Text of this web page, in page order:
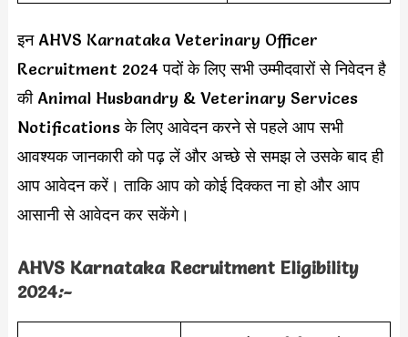
इन AHVS Karnataka Veterinary Officer
Recruitment 2024 पदों के लिए सभी उम्मीदवारों से निवेदन है
की Animal Husbandry & Veterinary Services
Notifications के लिए आवेदन करने से पहले आप सभी
आवश्यक जानकारी को पढ़ लें और अच्छे से समझ ले उसके बाद ही
आप आवेदन करें। ताकि आप को कोई दिक्कत ना हो और आप
आसानी से आवेदन कर सकेंगे।
AHVS Karnataka Recruitment Eligibility
2024:-